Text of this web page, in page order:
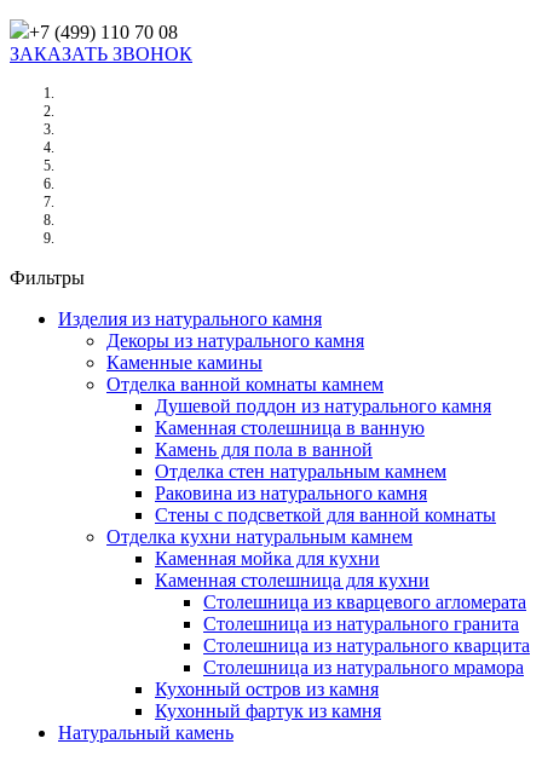
+7 (499) 110 70 08
ЗАКАЗАТЬ ЗВОНОК
Фильтры
Изделия из натурального камня
Декоры из натурального камня
Каменные камины
Отделка ванной комнаты камнем
Душевой поддон из натурального камня
Каменная столешница в ванную
Камень для пола в ванной
Отделка стен натуральным камнем
Раковина из натурального камня
Стены с подсветкой для ванной комнаты
Отделка кухни натуральным камнем
Каменная мойка для кухни
Каменная столешница для кухни
Столешница из кварцевого агломерата
Столешница из натурального гранита
Столешница из натурального кварцита
Столешница из натурального мрамора
Кухонный остров из камня
Кухонный фартук из камня
Натуральный камень